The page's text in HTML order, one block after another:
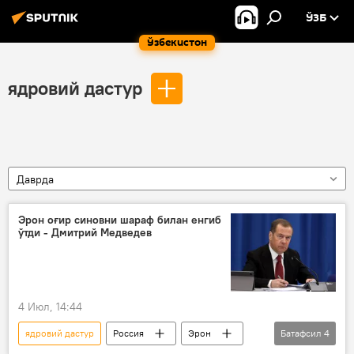
Ўзбекистон
ЎЗБ
ядровий дастур
Даврда
Эрон оғир синовни шараф билан енгиб
ўтди - Дмитрий Медведев
4 Июл, 14:44
ядровий дастур Россия
Эрон
Батафсил 4